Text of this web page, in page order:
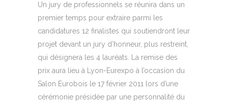
Un jury de professionnels se réunira dans un
premier temps pour extraire parmi les
candidatures 12 finalistes qui soutiendront leur
projet devant un jury d’honneur, plus restreint,
qui désignera les 4 lauréats. La remise des
prix aura lieu à Lyon-Eurexpo à l’occasion du
Salon Eurobois le 17 février 2011 lors d’une
cérémonie présidée par une personnalité du